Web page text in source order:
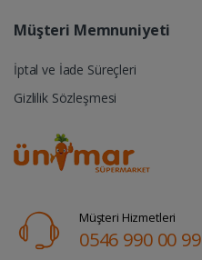
Müşteri Memnuniyeti
İptal ve İade Süreçleri
Gizlilik Sözleşmesi
Müşteri Hizmetleri
0546 990 00 99